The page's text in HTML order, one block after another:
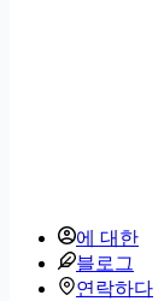
에 대한
블로그
연락하다